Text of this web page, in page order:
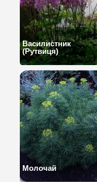
Василистник
(Рутвиця)
Молочай